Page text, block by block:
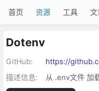
首页 资源 工具
Dotenv
GitHub:
https://
描述信息:
从 .env文件 加